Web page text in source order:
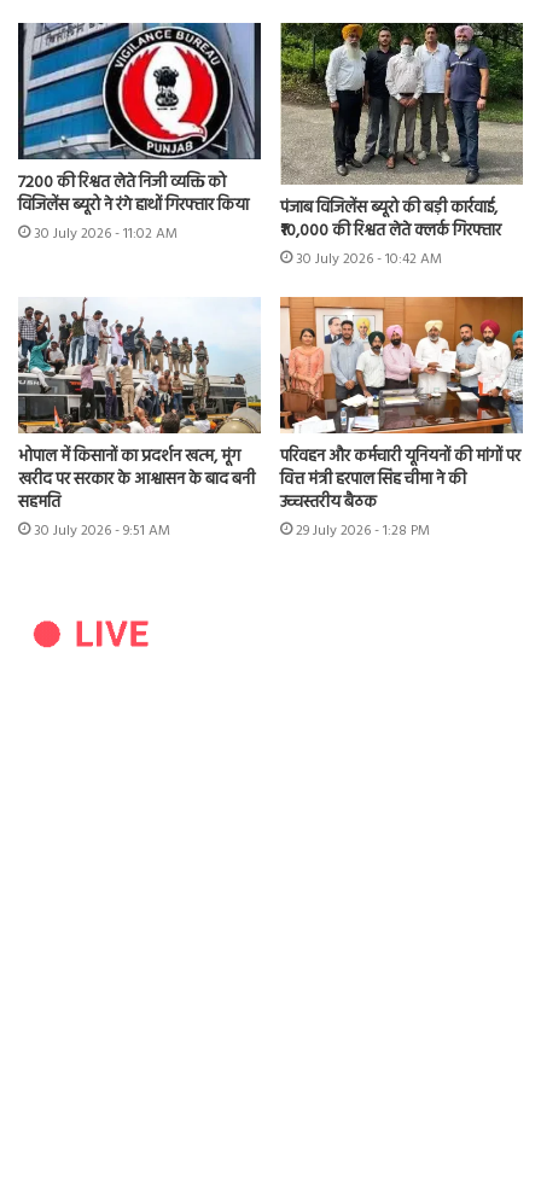
7200 की रिश्वत लेते निजी व्यक्ति को
विजिलेंस ब्यूरो ने रंगे हाथों गिरफ्तार किया
30 July 2026 - 11:02 AM
पंजाब विजिलेंस ब्यूरो की बड़ी कार्रवाई,
₹10,000 की रिश्वत लेते क्लर्क गिरफ्तार
30 July 2026 - 10:42 AM
भोपाल में किसानों का प्रदर्शन खत्म, मूंग
खरीद पर सरकार के आश्वासन के बाद बनी
सहमति
30 July 2026 - 9:51 AM
परिवहन और कर्मचारी यूनियनों की मांगों पर
वित्त मंत्री हरपाल सिंह चीमा ने की
उच्चस्तरीय बैठक
29 July 2026 - 1:28 PM